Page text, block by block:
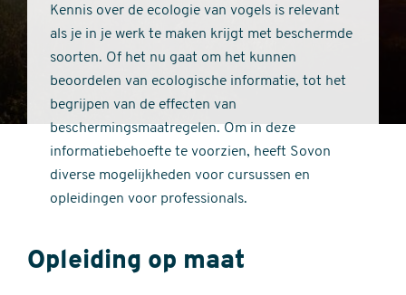
Kennis over de ecologie van vogels is relevant
als je in je werk te maken krijgt met beschermde
soorten. Of het nu gaat om het kunnen
beoordelen van ecologische informatie, tot het
begrijpen van de effecten van
beschermingsmaatregelen. Om in deze
informatiebehoefte te voorzien, heeft Sovon
diverse mogelijkheden voor cursussen en
opleidingen voor professionals.
Opleiding op maat